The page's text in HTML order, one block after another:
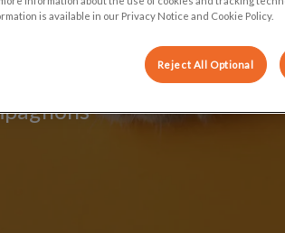
is available in our Privacy Notice and Cookie Policy.
Reject All Optional